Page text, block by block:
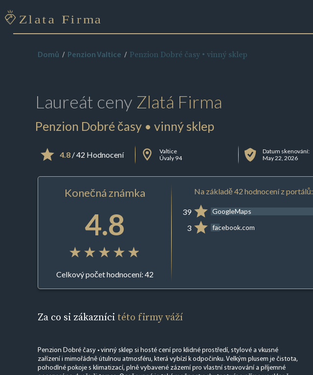
Domů Penzion Valtice Penzion Dobré časy • vinný sklep
Laureát ceny Zlatá Firma
Penzion Dobré časy • vinný sklep
4.8/ 42 Hodnocení
Valtice
Úvaly 94
Datum skenování:
May 22, 2026
Konečná známka
4.8
Celkový počet hodnocení: 42
Na základě 42 hodnocení z portálů:
39 GoogleMaps
3 facebook.com
Za co si zákazníci této firmy váží
Penzion Dobré časy • vinný sklep si hosté cení pro klidné prostředí, stylové a vkusné
zařízení i mimořádně útulnou atmosféru, která vybízí k odpočinku. Velkým plusem je čistota,
pohodlné pokoje s klimatizací, plně vybavené zázemí pro vlastní stravování a příjemné